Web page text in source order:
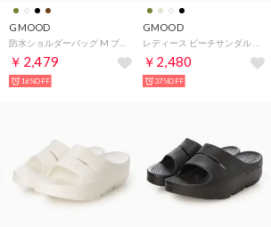
GMOOD
￥2,479
16%OFF
GMOOD
￥2,480
37%OFF